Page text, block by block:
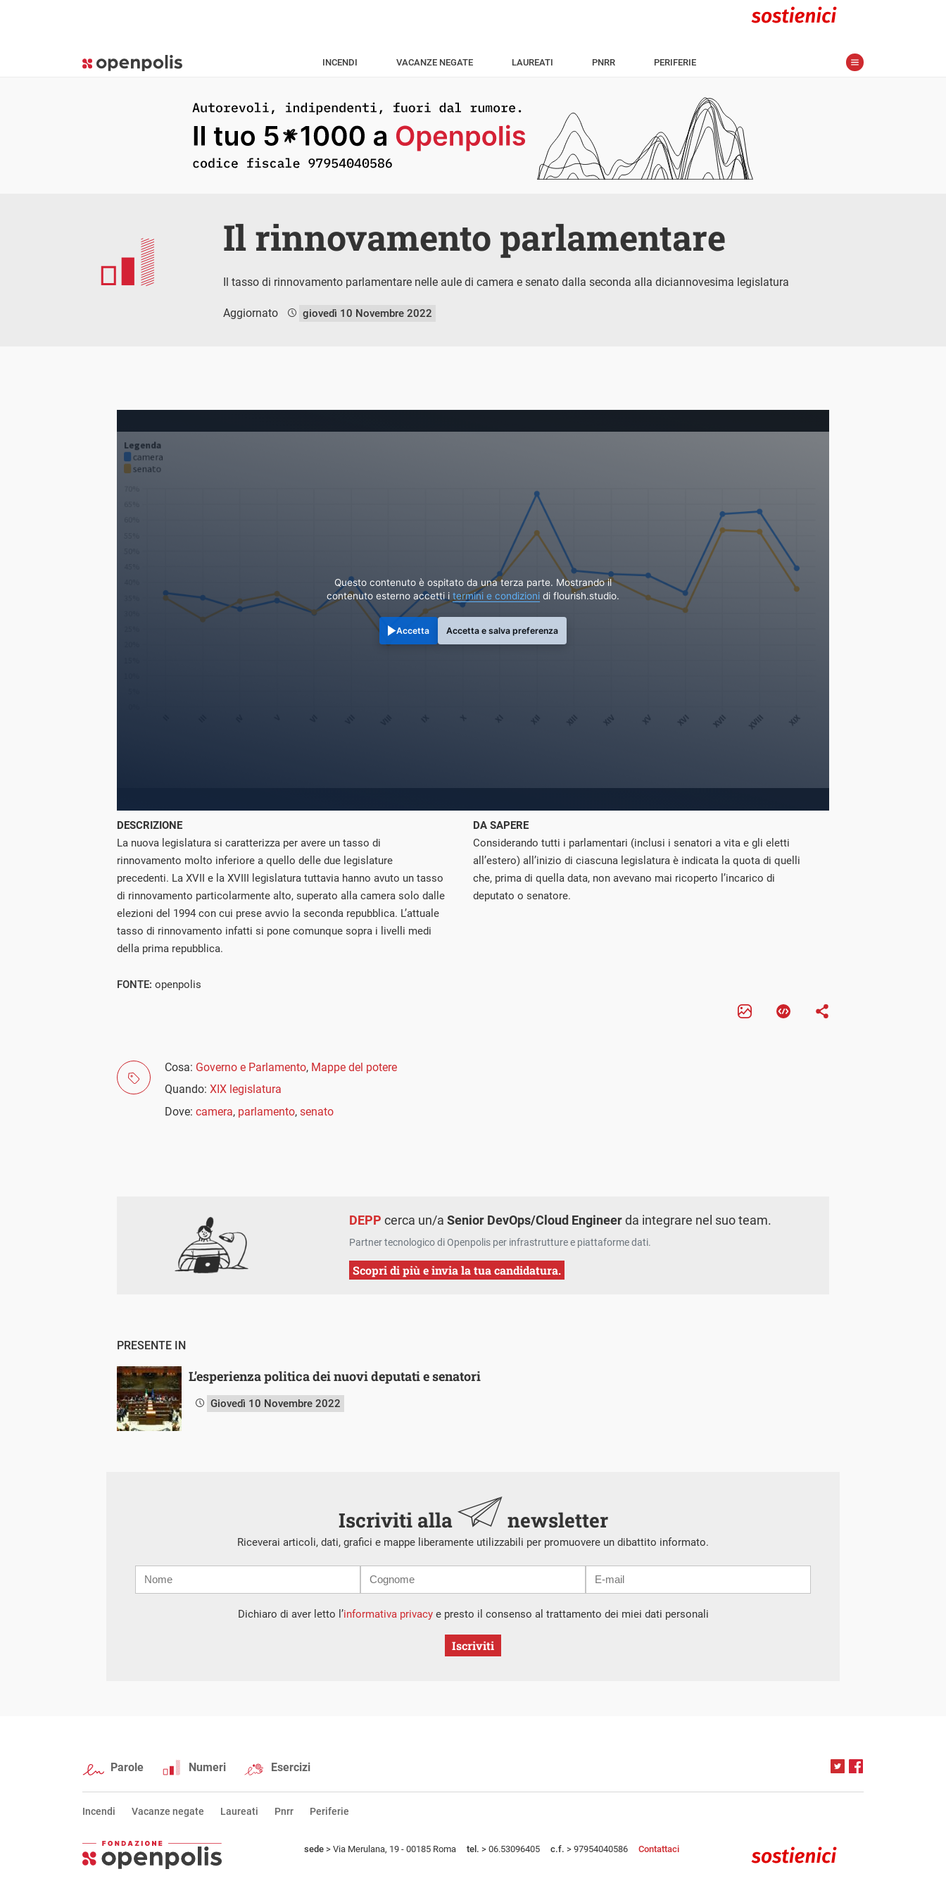
INCENDI VACANZE NEGATE LAUREATI PNRR PERIFERIE
Il rinnovamento parlamentare
Il tasso di rinnovamento parlamentare nelle aule di camera e senato dalla seconda alla diciannovesima legislatura
Aggiornato giovedì 10 Novembre 2022
Questo contenuto è ospitato da una terza parte. Mostrando il
contenuto esterno accetti i termini e condizioni di flourish.studio.
Accetta Accetta e salva preferenza
DESCRIZIONE
La nuova legislatura si caratterizza per avere un tasso di
rinnovamento molto inferiore a quello delle due legislature
precedenti. La XVII e la XVIII legislatura tuttavia hanno avuto un tasso
di rinnovamento particolarmente alto, superato alla camera solo dalle
elezioni del 1994 con cui prese avvio la seconda repubblica. L’attuale
tasso di rinnovamento infatti si pone comunque sopra i livelli medi
della prima repubblica.
DA SAPERE
Considerando tutti i parlamentari (inclusi i senatori a vita e gli eletti
all’estero) all’inizio di ciascuna legislatura è indicata la quota di quelli
che, prima di quella data, non avevano mai ricoperto l’incarico di
deputato o senatore.
FONTE: openpolis
Cosa: Governo e Parlamento, Mappe del potere
Quando: XIX legislatura
Dove: camera, parlamento, senato
DEPP cerca un/aSenior DevOps/Cloud Engineerda integrare nel suo team.
Partner tecnologico di Openpolis per infrastrutture e piattaforme dati.
Scopri di più e invia la tua candidatura.
PRESENTE IN
L’esperienza politica dei nuovi deputati e senatori
Giovedì 10 Novembre 2022
Iscriviti alla newsletter
Riceverai articoli, dati, grafici e mappe liberamente utilizzabili per promuovere un dibattito informato.
mail
Dichiaro di aver letto l’informativa privacye presto il consenso al trattamento dei miei dati personali
Iscriviti
Parole Numeri Esercizi
Incendi Vacanze negate Laureati Pnrr Periferie
sede > Via Merulana, 19 - 00185 Roma tel. > 06.53096405 c.f. > 97954040586 Contattaci